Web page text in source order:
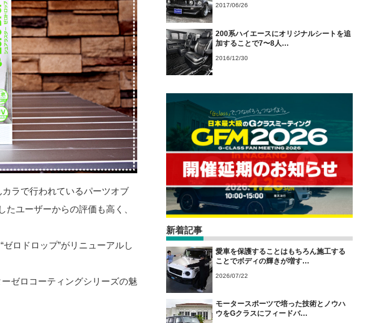
ラで行われているパーツオブ
ユーザーからの評価も高く、
ロドロップ”がリニューアルし
ゼロコーティングシリーズの魅
2017/06/26
200系ハイエースにオリジナルシートを追
加することで7〜8人…
2016/12/30
新着記事
愛車を保護することはもちろん施工する
ことでボディの輝きが増す…
2026/07/22
モータースポーツで培った技術とノウハ
ウをGクラスにフィードバ…